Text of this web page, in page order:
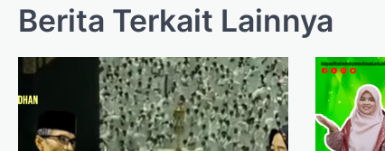
Berita Terkait Lainnya